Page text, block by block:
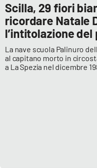
Scilla, 29 fiori
ricordare Natale
l’intitolazione del
La nave scuola Palinuro
al capitano morto in
a La Spezia nel dicembre